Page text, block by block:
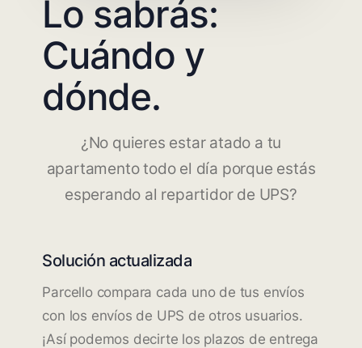
Lo sabrás:
Cuándo y
dónde.
¿No quieres estar atado a tu
apartamento todo el día porque estás
esperando al repartidor de UPS?
Solución actualizada
Parcello compara cada uno de tus envíos
con los envíos de UPS de otros usuarios.
¡Así podemos decirte los plazos de entrega